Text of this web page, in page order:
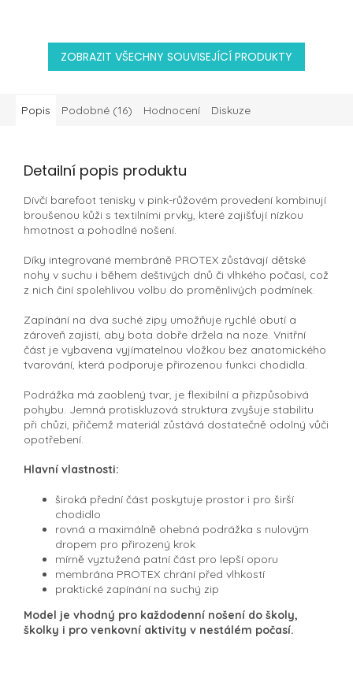
ZOBRAZIT VŠECHNY SOUVISEJÍCÍ PRODUKTY
Popis Podobné (16) Hodnocení Diskuze
Detailní popis produktu
Dívčí barefoot tenisky v pink-růžovém provedení kombinují
broušenou kůži s textilními prvky, které zajišťují nízkou
hmotnost a pohodlné nošení.
Díky integrované membráně PROTEX zůstávají dětské
nohy v suchu i během deštivých dnů či vlhkého počasí, což
z nich činí spolehlivou volbu do proměnlivých podmínek.
Zapínání na dva suché zipy umožňuje rychlé obutí a
zároveň zajistí, aby bota dobře držela na noze. Vnitřní
část je vybavena vyjímatelnou vložkou bez anatomického
tvarování, která podporuje přirozenou funkci chodidla.
Podrážka má zaoblený tvar, je flexibilní a přizpůsobivá
pohybu. Jemná protiskluzová struktura zvyšuje stabilitu
při chůzi, přičemž materiál zůstává dostatečně odolný vůči
opotřebení.
Hlavní vlastnosti:
široká přední část poskytuje prostor i pro širší
chodidlo
rovná a maximálně ohebná podrážka s nulovým
dropem pro přirozený krok
mírně vyztužená patní část pro lepší oporu
membrána PROTEX chrání před vlhkostí
praktické zapínání na suchý zip
Model je vhodný pro každodenní nošení do školy,
školky i pro venkovní aktivity v nestálém počasí.